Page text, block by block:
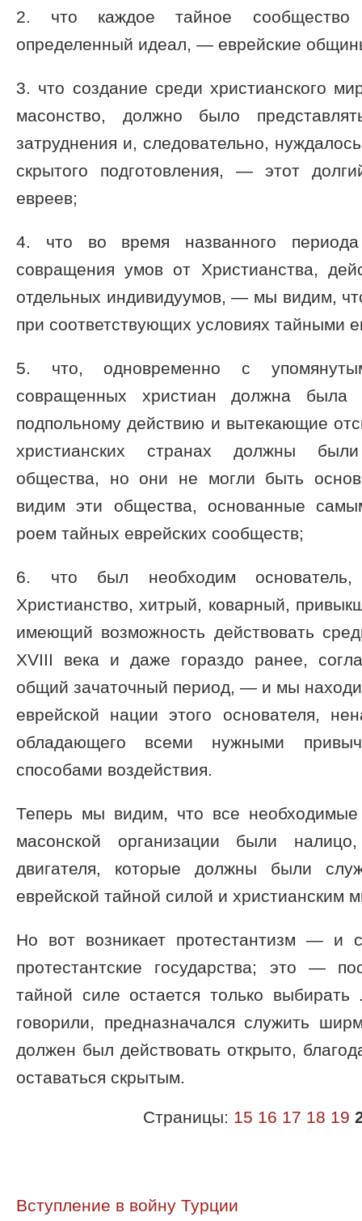
2. что каждое тайное
определенный идеал, — еврейские
3. что создание среди христианского
масонство, должно было
затруднения и, следовательно,
скрытого подготовления, — этот
евреев;
4. что во время названного
совращения умов от Христианства,
отдельных индивидуумов, — мы видим,
при соответствующих условиях тайными
5. что, одновременно с
совращенных христиан должна была
подпольному действию и вытекающие
христианских странах должны
общества, но они не могли быть
видим эти общества, основанные
роем тайных еврейских сообществ;
6. что был необходим основатель,
Христианство, хитрый, коварный,
имеющий возможность действовать
XVIII века и даже гораздо ранее,
общий зачаточный период, — и мы
еврейской нации этого основателя,
обладающего всеми нужными
способами воздействия.
Теперь мы видим, что все
масонской организации были
двигателя, которые должны были
еврейской тайной силой и христианским
Но вот возникает протестантизм — и
протестантские государства; это —
тайной силе остается только
говорили, предназначался служить
должен был действовать открыто,
оставаться скрытым.
Страницы: 15 16 17 18 19
Вступление в войну Турции